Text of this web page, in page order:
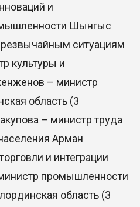
и
Шынгыс
ситуациям
культуры и
– министр
область (3
– министр труда
Арман
и интеграции
промышленности
область (3